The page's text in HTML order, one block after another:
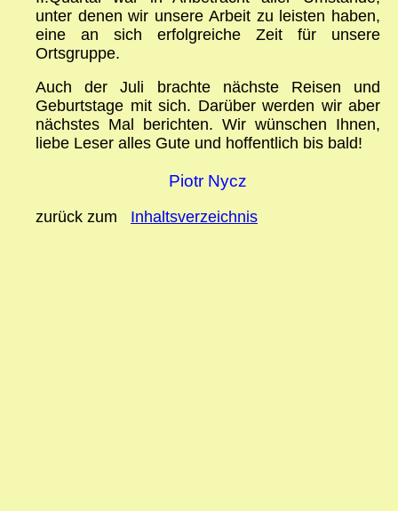
unter denen wir unsere Arbeit zu leisten haben,
eine an sich erfolgreiche Zeit für unsere
Ortsgruppe.
Auch der Juli brachte nächste Reisen und
Geburtstage mit sich. Darüber werden wir aber
nächstes Mal berichten. Wir wünschen Ihnen,
liebe Leser alles Gute und hoffentlich bis bald!
Piotr Nycz
zurück zum Inhaltsverzeichnis